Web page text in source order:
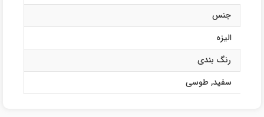
جنس
الیزه
رنگ بندی
سفید, طوسی